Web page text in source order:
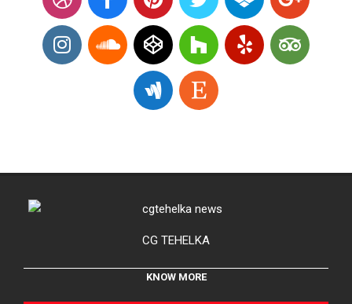
CG TEHELKA
KNOW MORE